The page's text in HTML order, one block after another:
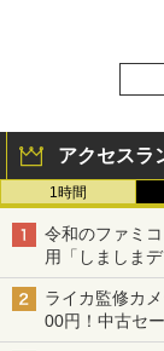
アクセスラ
1時間
令和のファミ
用「しましま
ライカ監修カ
00円！中古セ